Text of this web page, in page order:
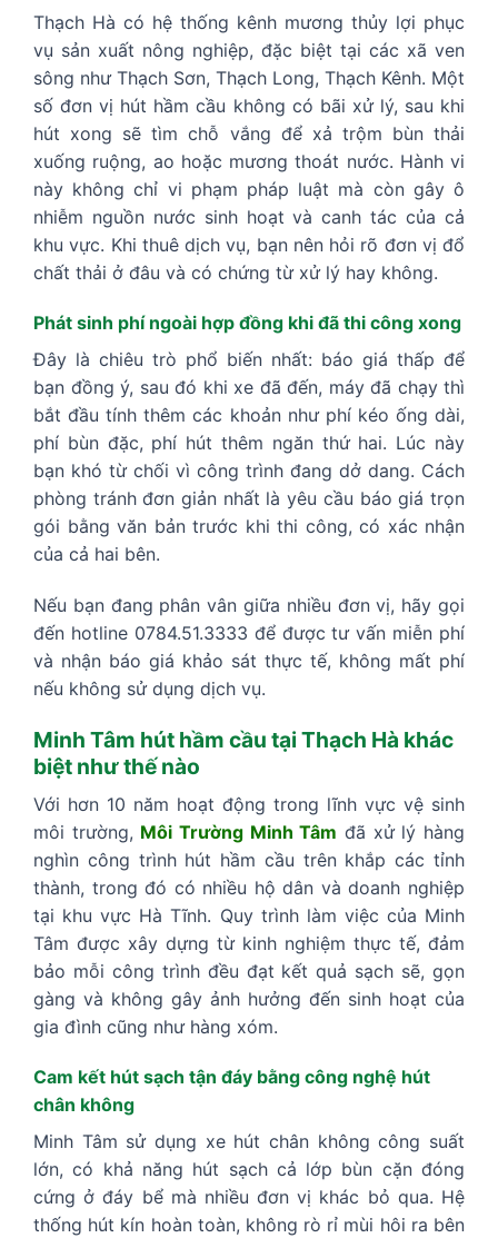
Thạch Hà có hệ thống kênh mương thủy lợi phục
vụ sản xuất nông nghiệp, đặc biệt tại các xã ven
sông như Thạch Sơn, Thạch Long, Thạch Kênh. Một
số đơn vị hút hầm cầu không có bãi xử lý, sau khi
hút xong sẽ tìm chỗ vắng để xả trộm bùn thải
xuống ruộng, ao hoặc mương thoát nước. Hành vi
này không chỉ vi phạm pháp luật mà còn gây ô
nhiễm nguồn nước sinh hoạt và canh tác của cả
khu vực. Khi thuê dịch vụ, bạn nên hỏi rõ đơn vị đổ
chất thải ở đâu và có chứng từ xử lý hay không.
Phát sinh phí ngoài hợp đồng khi đã thi công xong
Đây là chiêu trò phổ biến nhất: báo giá thấp để
bạn đồng ý, sau đó khi xe đã đến, máy đã chạy thì
bắt đầu tính thêm các khoản như phí kéo ống dài,
phí bùn đặc, phí hút thêm ngăn thứ hai. Lúc này
bạn khó từ chối vì công trình đang dở dang. Cách
phòng tránh đơn giản nhất là yêu cầu báo giá trọn
gói bằng văn bản trước khi thi công, có xác nhận
của cả hai bên.
Nếu bạn đang phân vân giữa nhiều đơn vị, hãy gọi
đến hotline 0784.51.3333 để được tư vấn miễn phí
và nhận báo giá khảo sát thực tế, không mất phí
nếu không sử dụng dịch vụ.
Minh Tâm hút hầm cầu tại Thạch Hà khác
biệt như thế nào
Với hơn 10 năm hoạt động trong lĩnh vực vệ sinh
môi trường, Môi Trường Minh Tâm đã xử lý hàng
nghìn công trình hút hầm cầu trên khắp các tỉnh
thành, trong đó có nhiều hộ dân và doanh nghiệp
tại khu vực Hà Tĩnh. Quy trình làm việc của Minh
Tâm được xây dựng từ kinh nghiệm thực tế, đảm
bảo mỗi công trình đều đạt kết quả sạch sẽ, gọn
gàng và không gây ảnh hưởng đến sinh hoạt của
gia đình cũng như hàng xóm.
Cam kết hút sạch tận đáy bằng công nghệ hút
chân không
Minh Tâm sử dụng xe hút chân không công suất
lớn, có khả năng hút sạch cả lớp bùn cặn đóng
cứng ở đáy bể mà nhiều đơn vị khác bỏ qua. Hệ
thống hút kín hoàn toàn, không rò rỉ mùi hôi ra bên